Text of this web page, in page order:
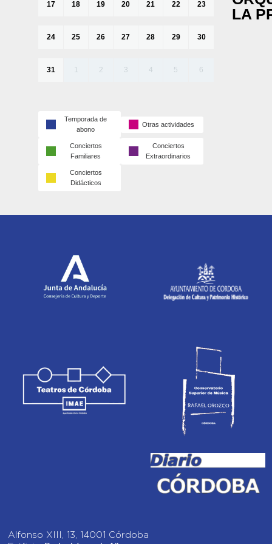
17 18 19 20 21 22 23
24 25 26 27 28 29 30
31 1 2 3 4 5 6
Temporada de
abono
Otras actividades
Conciertos
Familiares
Conciertos
Extraordinarios
Conciertos
Didácticos
LA
Alfonso XIII, 13, 14001 Córdoba